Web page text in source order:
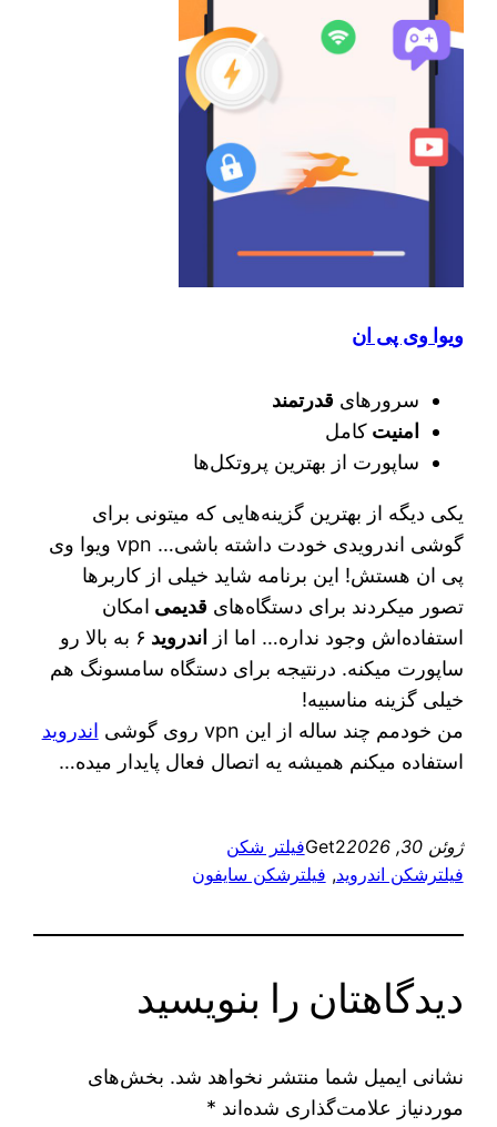
ویوا وی پی ان
سرورهای قدرتمند
امنیتکامل
ساپورت از بهترین پروتکل‌ها
یکی دیگه از بهترین گزینه‌هایی که میتونی برای
گوشی اندرویدی خودت داشته باشی… vpn ویوا وی
پی ان هستش! این برنامه شاید خیلی از کاربرها
تصور میکردند برای دستگاه‌های قدیمی امکان
استفاده‌اش وجود نداره… اما از
اندروید
۶ به بالا رو
ساپورت میکنه. درنتیجه برای دستگاه سامسونگ هم
خیلی گزینه مناسبیه!
من خودمم چند ساله از این vpn روی گوشی
اندروید
استفاده میکنم همیشه یه اتصال فعال پایدار میده…
ژوئن 30, 2026 Get2فیلتر شکن
فیلترشکن اندروید, فیلترشکن سایفون
دیدگاهتان را بنویسید
نشانی ایمیل شما منتشر نخواهد شد. بخش‌های
موردنیاز علامت‌گذاری شده‌اند *